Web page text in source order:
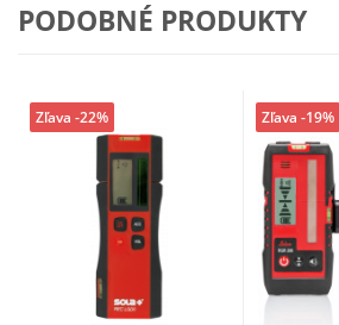
PODOBNÉ PRODUKTY
Zľava -22% Zľava -19%